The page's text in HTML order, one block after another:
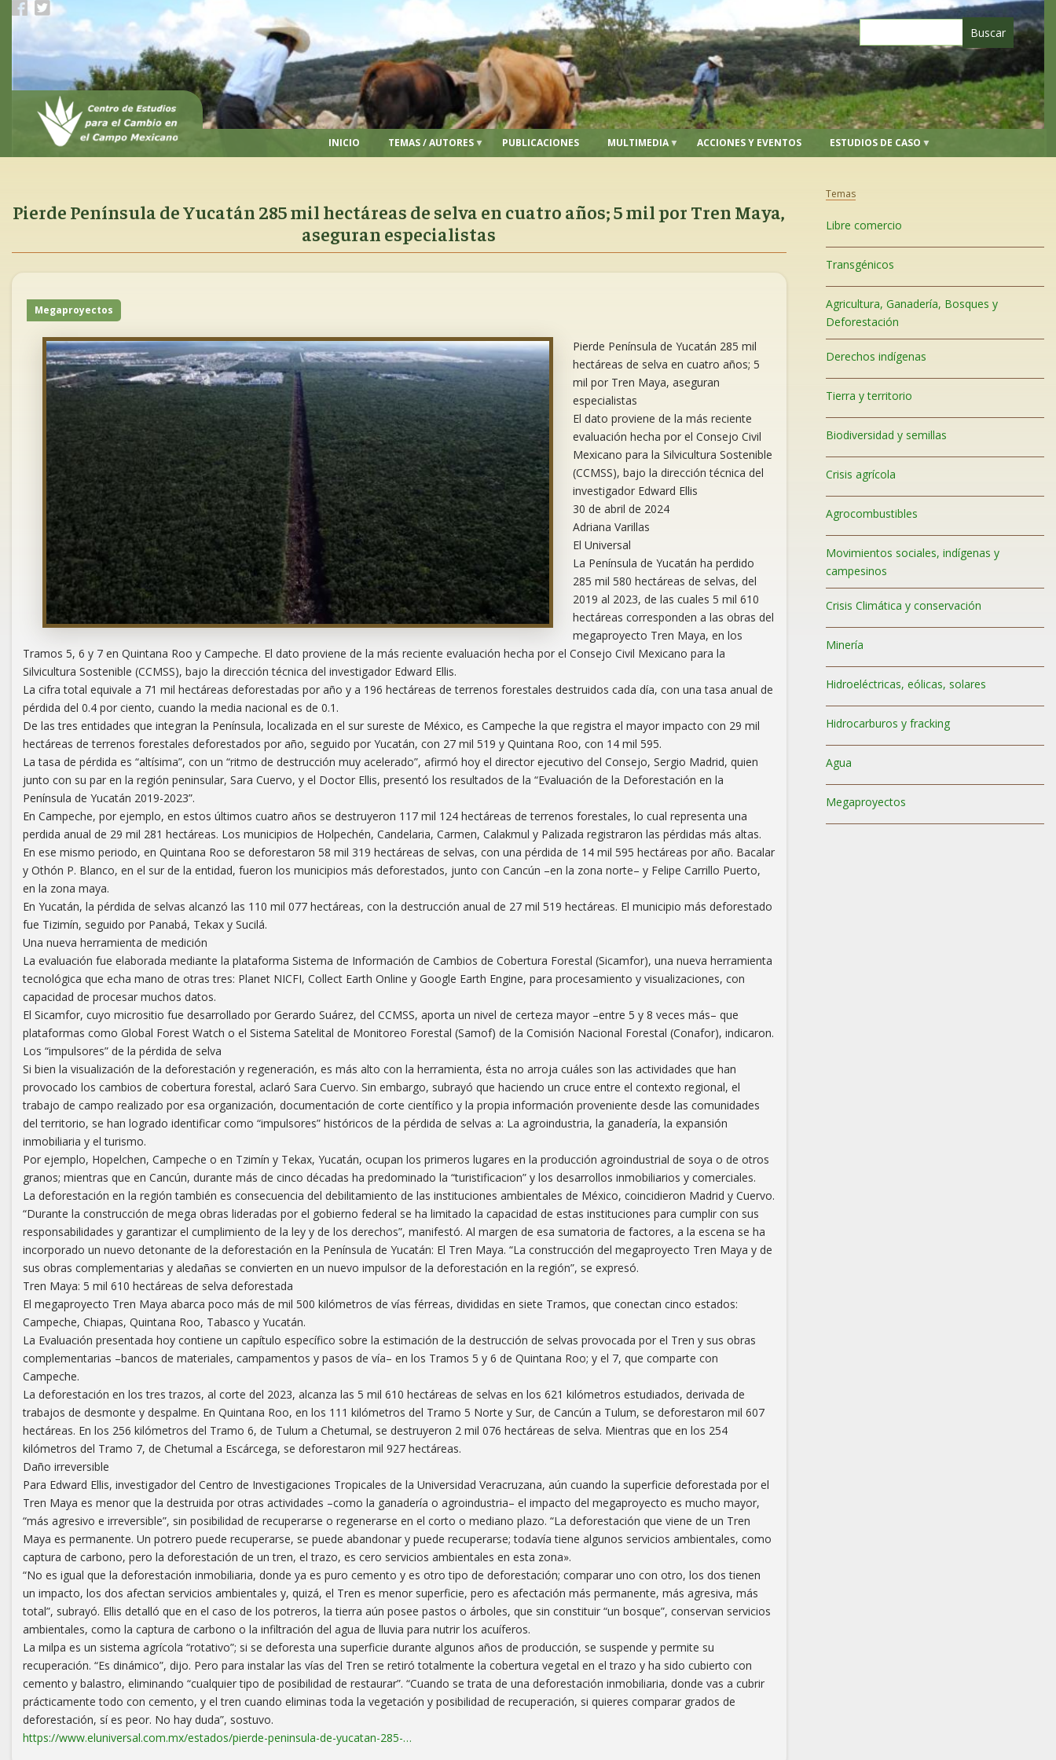
Pasar
contenido
INICIO TEMAS / AUTORES PUBLICACIONES MULTIMEDIA ACCIONES Y EVENTOS ESTUDIOS DE CASO
Pierde Península de Yucatán 285 mil hectáreas de selva en cuatro años; 5 mil por Tren Maya,
aseguran especialistas
Megaproyectos
Pierde Península de Yucatán 285 mil
hectáreas de selva en cuatro años; 5
mil por Tren Maya, aseguran
especialistas
El dato proviene de la más reciente
evaluación hecha por el Consejo Civil
Mexicano para la Silvicultura Sostenible
(CCMSS), bajo la dirección técnica del
investigador Edward Ellis
30 de abril de 2024
Adriana Varillas
El Universal
La Península de Yucatán ha perdido
285 mil 580 hectáreas de selvas, del
2019 al 2023, de las cuales 5 mil 610
hectáreas corresponden a las obras del
megaproyecto Tren Maya, en los
Tramos 5, 6 y 7 en Quintana Roo y Campeche. El dato proviene de la más reciente evaluación hecha por el Consejo Civil Mexicano para la
Silvicultura Sostenible (CCMSS), bajo la dirección técnica del investigador Edward Ellis.
La cifra total equivale a 71 mil hectáreas deforestadas por año y a 196 hectáreas de terrenos forestales destruidos cada día, con una tasa anual de
pérdida del 0.4 por ciento, cuando la media nacional es de 0.1.
De las tres entidades que integran la Península, localizada en el sur sureste de México, es Campeche la que registra el mayor impacto con 29 mil
hectáreas de terrenos forestales deforestados por año, seguido por Yucatán, con 27 mil 519 y Quintana Roo, con 14 mil 595.
La tasa de pérdida es “altísima”, con un “ritmo de destrucción muy acelerado”, afirmó hoy el director ejecutivo del Consejo, Sergio Madrid, quien
junto con su par en la región peninsular, Sara Cuervo, y el Doctor Ellis, presentó los resultados de la “Evaluación de la Deforestación en la
Península de Yucatán 2019-2023”.
En Campeche, por ejemplo, en estos últimos cuatro años se destruyeron 117 mil 124 hectáreas de terrenos forestales, lo cual representa una
perdida anual de 29 mil 281 hectáreas. Los municipios de Holpechén, Candelaria, Carmen, Calakmul y Palizada registraron las pérdidas más altas.
En ese mismo periodo, en Quintana Roo se deforestaron 58 mil 319 hectáreas de selvas, con una pérdida de 14 mil 595 hectáreas por año. Bacalar
y Othón P. Blanco, en el sur de la entidad, fueron los municipios más deforestados, junto con Cancún –en la zona norte– y Felipe Carrillo Puerto,
en la zona maya.
En Yucatán, la pérdida de selvas alcanzó las 110 mil 077 hectáreas, con la destrucción anual de 27 mil 519 hectáreas. El municipio más deforestado
fue Tizimín, seguido por Panabá, Tekax y Sucilá.
Una nueva herramienta de medición
La evaluación fue elaborada mediante la plataforma Sistema de Información de Cambios de Cobertura Forestal (Sicamfor), una nueva herramienta
tecnológica que echa mano de otras tres: Planet NICFI, Collect Earth Online y Google Earth Engine, para procesamiento y visualizaciones, con
capacidad de procesar muchos datos.
El Sicamfor, cuyo micrositio fue desarrollado por Gerardo Suárez, del CCMSS, aporta un nivel de certeza mayor –entre 5 y 8 veces más– que
plataformas como Global Forest Watch o el Sistema Satelital de Monitoreo Forestal (Samof) de la Comisión Nacional Forestal (Conafor), indicaron.
Los “impulsores” de la pérdida de selva
Si bien la visualización de la deforestación y regeneración, es más alto con la herramienta, ésta no arroja cuáles son las actividades que han
provocado los cambios de cobertura forestal, aclaró Sara Cuervo. Sin embargo, subrayó que haciendo un cruce entre el contexto regional, el
trabajo de campo realizado por esa organización, documentación de corte científico y la propia información proveniente desde las comunidades
del territorio, se han logrado identificar como “impulsores” históricos de la pérdida de selvas a: La agroindustria, la ganadería, la expansión
inmobiliaria y el turismo.
Por ejemplo, Hopelchen, Campeche o en Tzimín y Tekax, Yucatán, ocupan los primeros lugares en la producción agroindustrial de soya o de otros
granos; mientras que en Cancún, durante más de cinco décadas ha predominado la “turistificacion” y los desarrollos inmobiliarios y comerciales.
La deforestación en la región también es consecuencia del debilitamiento de las instituciones ambientales de México, coincidieron Madrid y Cuervo.
“Durante la construcción de mega obras lideradas por el gobierno federal se ha limitado la capacidad de estas instituciones para cumplir con sus
responsabilidades y garantizar el cumplimiento de la ley y de los derechos”, manifestó. Al margen de esa sumatoria de factores, a la escena se ha
incorporado un nuevo detonante de la deforestación en la Península de Yucatán: El Tren Maya. “La construcción del megaproyecto Tren Maya y de
sus obras complementarias y aledañas se convierten en un nuevo impulsor de la deforestación en la región”, se expresó.
Tren Maya: 5 mil 610 hectáreas de selva deforestada
El megaproyecto Tren Maya abarca poco más de mil 500 kilómetros de vías férreas, divididas en siete Tramos, que conectan cinco estados:
Campeche, Chiapas, Quintana Roo, Tabasco y Yucatán.
La Evaluación presentada hoy contiene un capítulo específico sobre la estimación de la destrucción de selvas provocada por el Tren y sus obras
complementarias –bancos de materiales, campamentos y pasos de vía– en los Tramos 5 y 6 de Quintana Roo; y el 7, que comparte con
Campeche.
La deforestación en los tres trazos, al corte del 2023, alcanza las 5 mil 610 hectáreas de selvas en los 621 kilómetros estudiados, derivada de
trabajos de desmonte y despalme. En Quintana Roo, en los 111 kilómetros del Tramo 5 Norte y Sur, de Cancún a Tulum, se deforestaron mil 607
hectáreas. En los 256 kilómetros del Tramo 6, de Tulum a Chetumal, se destruyeron 2 mil 076 hectáreas de selva. Mientras que en los 254
kilómetros del Tramo 7, de Chetumal a Escárcega, se deforestaron mil 927 hectáreas.
Daño irreversible
Para Edward Ellis, investigador del Centro de Investigaciones Tropicales de la Universidad Veracruzana, aún cuando la superficie deforestada por el
Tren Maya es menor que la destruida por otras actividades –como la ganadería o agroindustria– el impacto del megaproyecto es mucho mayor,
“más agresivo e irreversible”, sin posibilidad de recuperarse o regenerarse en el corto o mediano plazo. “La deforestación que viene de un Tren
Maya es permanente. Un potrero puede recuperarse, se puede abandonar y puede recuperarse; todavía tiene algunos servicios ambientales, como
captura de carbono, pero la deforestación de un tren, el trazo, es cero servicios ambientales en esta zona».
“No es igual que la deforestación inmobiliaria, donde ya es puro cemento y es otro tipo de deforestación; comparar uno con otro, los dos tienen
un impacto, los dos afectan servicios ambientales y, quizá, el Tren es menor superficie, pero es afectación más permanente, más agresiva, más
total”, subrayó. Ellis detalló que en el caso de los potreros, la tierra aún posee pastos o árboles, que sin constituir “un bosque”, conservan servicios
ambientales, como la captura de carbono o la infiltración del agua de lluvia para nutrir los acuíferos.
La milpa es un sistema agrícola “rotativo”; si se deforesta una superficie durante algunos años de producción, se suspende y permite su
recuperación. “Es dinámico”, dijo. Pero para instalar las vías del Tren se retiró totalmente la cobertura vegetal en el trazo y ha sido cubierto con
cemento y balastro, eliminando “cualquier tipo de posibilidad de restaurar”. “Cuando se trata de una deforestación inmobiliaria, donde vas a cubrir
prácticamente todo con cemento, y el tren cuando eliminas toda la vegetación y posibilidad de recuperación, si quieres comparar grados de
deforestación, sí es peor. No hay duda”, sostuvo.
https://www.eluniversal.com.mx/estados/pierde-peninsula-de-yucatan-285-…
Temas
Libre comercio
Transgénicos
Agricultura, Ganadería, Bosques y
Deforestación
Derechos indígenas
Tierra y territorio
Biodiversidad y semillas
Crisis agrícola
Agrocombustibles
Movimientos sociales, indígenas y
campesinos
Crisis Climática y conservación
Minería
Hidroeléctricas, eólicas, solares
Hidrocarburos y fracking
Agua
Megaproyectos